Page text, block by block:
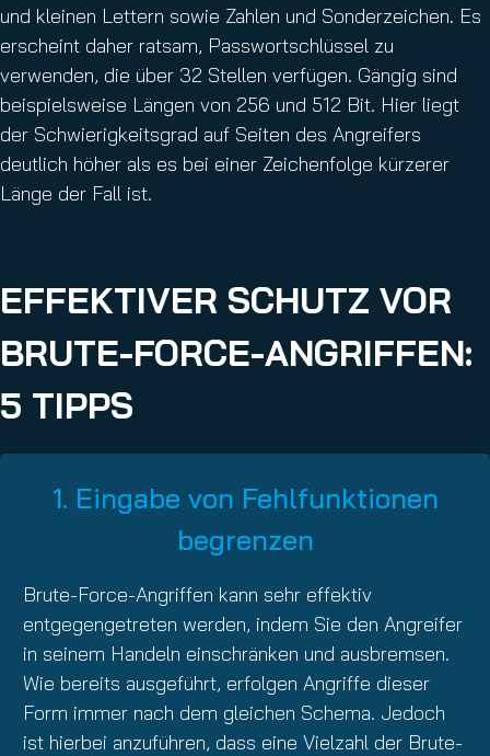
und kleinen Lettern sowie Zahlen und Sonderzeichen. Es
erscheint daher ratsam, Passwortschlüssel zu
verwenden, die über 32 Stellen verfügen. Gängig sind
beispielsweise Längen von 256 und 512 Bit. Hier liegt
der Schwierigkeitsgrad auf Seiten des Angreifers
deutlich höher als es bei einer Zeichenfolge kürzerer
Länge der Fall ist.
EFFEKTIVER SCHUTZ VOR
BRUTE-FORCE-ANGRIFFEN:
5 TIPPS
1. Eingabe von Fehlfunktionen
begrenzen
Brute-Force-Angriffen kann sehr effektiv
entgegengetreten werden, indem Sie den Angreifer
in seinem Handeln einschränken und ausbremsen.
Wie bereits ausgeführt, erfolgen Angriffe dieser
Form immer nach dem gleichen Schema. Jedoch
ist hierbei anzuführen, dass eine Vielzahl der Brute-